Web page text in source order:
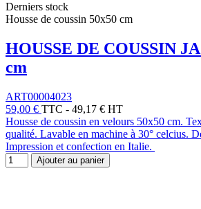
Derniers stock
Housse de coussin 50x50 cm
HOUSSE DE COUSSIN
cm
ART00004023
59,00 € TTC - 49,17 € HT
Housse de coussin en velours 50x50 cm.
qualité. Lavable en machine à 30° celcius.
Impression et confection en Italie.
Ajouter au panier